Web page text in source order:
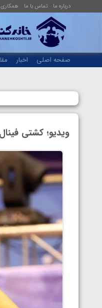
درباره ما تماس با ما همکاری
صفحه اصلی اخبار
ویدیو؛ کشتی